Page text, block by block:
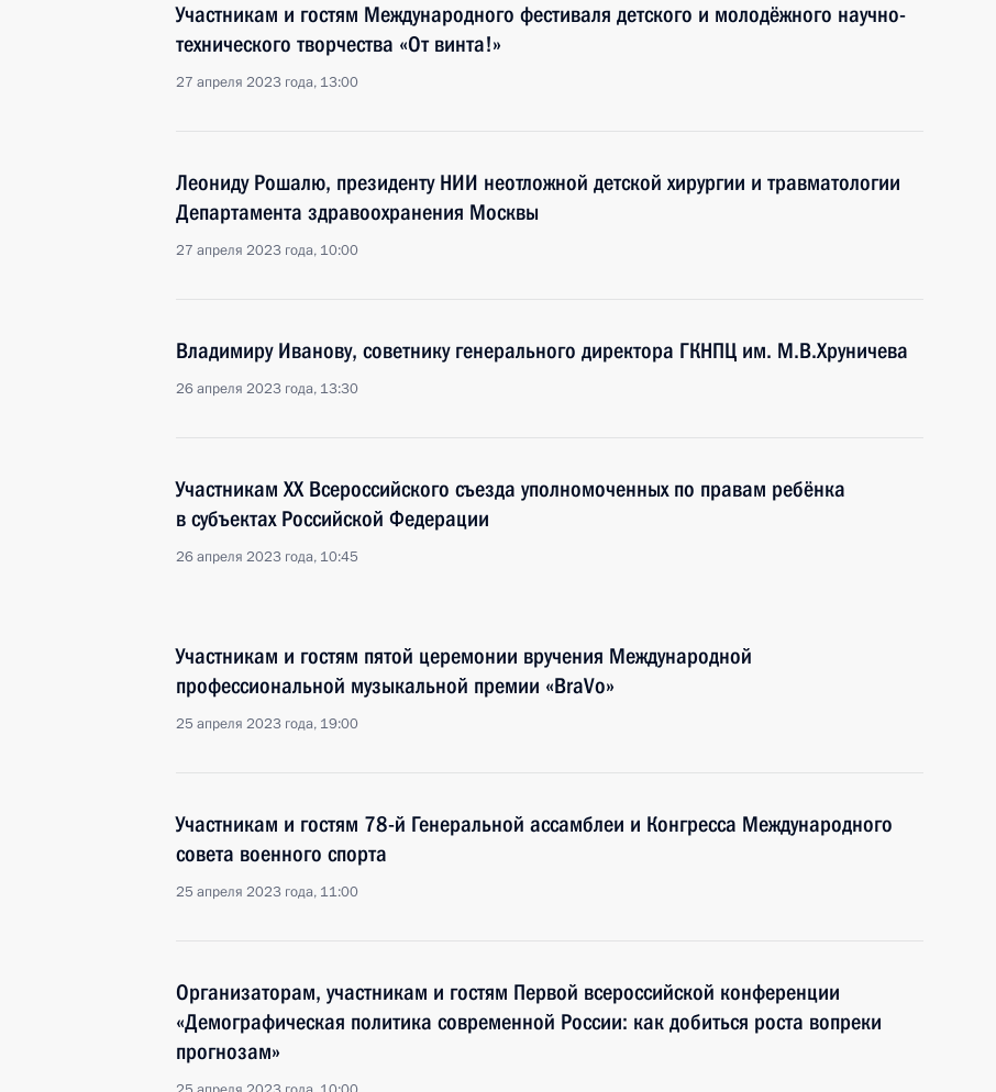
Участникам и гостям Международного фестиваля детского и молодёжного научно-
технического творчества «От винта!»
27 апреля 2023 года, 13:00
Леониду Рошалю, президенту НИИ неотложной детской хирургии и травматологии
Департамента здравоохранения Москвы
27 апреля 2023 года, 10:00
Владимиру Иванову, советнику генерального директора ГКНПЦ им. М.В.Хруничева
26 апреля 2023 года, 13:30
Участникам XX Всероссийского съезда уполномоченных по правам ребёнка
в субъектах Российской Федерации
26 апреля 2023 года, 10:45
Участникам и гостям пятой церемонии вручения Международной
профессиональной музыкальной премии «BraVo»
25 апреля 2023 года, 19:00
Участникам и гостям 78-й Генеральной ассамблеи и Конгресса Международного
совета военного спорта
25 апреля 2023 года, 11:00
Организаторам, участникам и гостям Первой всероссийской конференции
«Демографическая политика современной России: как добиться роста вопреки
прогнозам»